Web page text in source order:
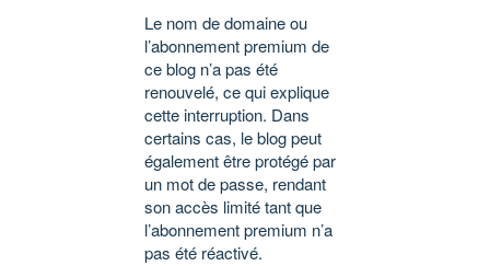
Le nom de domaine ou
l’abonnement premium de
ce blog n’a pas été
renouvelé, ce qui explique
cette interruption. Dans
certains cas, le blog peut
également être protégé par
un mot de passe, rendant
son accès limité tant que
l’abonnement premium n’a
pas été réactivé.